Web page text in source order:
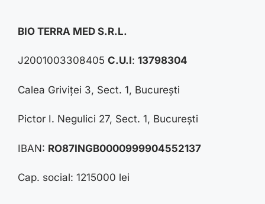
BIO TERRA MED S.R.L.
J2001003308405 C.U.I: 13798304
Calea Griviței 3, Sect. 1, București
Pictor I. Negulici 27, Sect. 1, București
IBAN: RO87INGB0000999904552137
Cap. social: 1215000 lei